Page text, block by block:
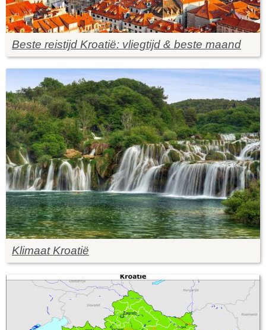
Beste reistijd Kroatië: vliegtijd & beste maand
Klimaat Kroatië